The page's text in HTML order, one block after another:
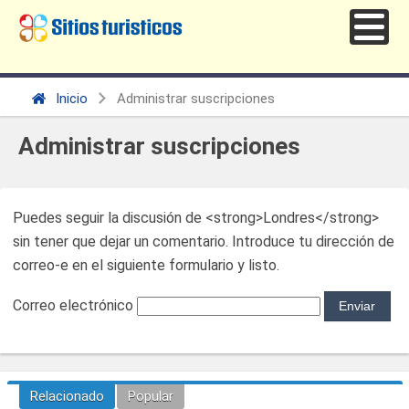
Inicio Administrar suscripciones
Administrar suscripciones
Puedes seguir la discusión de <strong>Londres</strong>
sin tener que dejar un comentario. Introduce tu dirección de
correo-e en el siguiente formulario y listo.
Correo electrónico
Relacionado Popular